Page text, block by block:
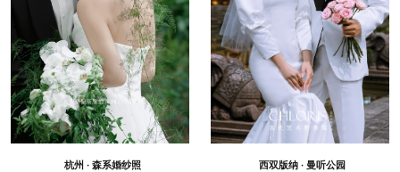
杭州 · 森系婚纱照 西双版纳 · 曼听公园